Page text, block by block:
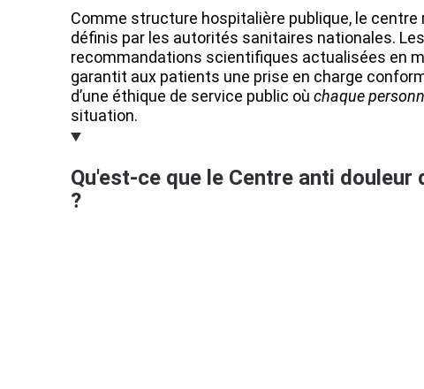
Comme structure hospitalière publique, le
définis par les autorités sanitaires nationales.
recommandations scientifiques actualisées en
garantit aux patients une prise en charge
d’une éthique de service public où chaque
situation.
Qu'est-ce que le Centre anti
?